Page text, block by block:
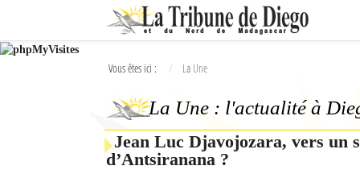
Ok
L'actualité à Diego Suarez
Vous êtes ici : La Une
La Une : l'actualité à
Jean Luc Djavojozara, vers un
d’Antsiranana ?